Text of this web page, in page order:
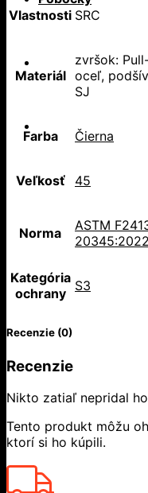
Vlastnosti SRC
Materiál
zvršok:
oceľ,
SJ
Farba Čierna
Veľkosť 45
Norma
ASTM
Kategória
ochrany
S3
Recenzie (0)
Recenzie
Nikto zatiaľ nepridal
Tento produkt môžu
ktorí si ho kúpili.